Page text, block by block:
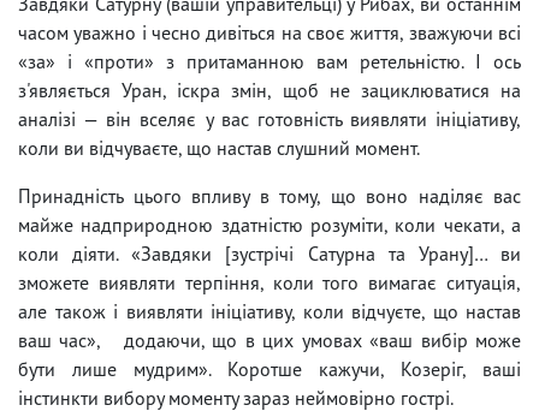
часом уважно і чесно дивіться на своє життя, зважуючи всі
«за» і «проти» з притаманною вам ретельністю. І ось
з'являється Уран, іскра змін, щоб не зациклюватися на
аналізі — він вселяє у вас готовність виявляти ініціативу,
коли ви відчуваєте, що настав слушний момент.
Принадність цього впливу в тому, що воно наділяє вас
майже надприродною здатністю розуміти, коли чекати, а
коли діяти. «Завдяки [зустрічі Сатурна та Урану]… ви
зможете виявляти терпіння, коли того вимагає ситуація,
але також і виявляти ініціативу, коли відчуєте, що настав
ваш час», додаючи, що в цих умовах «ваш вибір може
бути лише мудрим». Коротше кажучи, Козеріг, ваші
інстинкти вибору моменту зараз неймовірно гострі.